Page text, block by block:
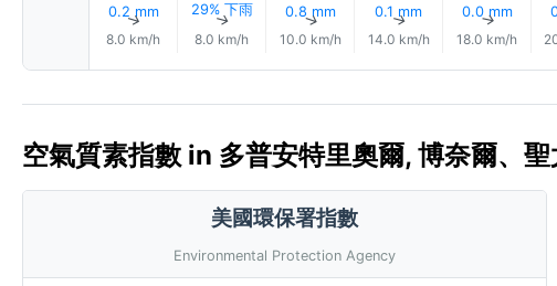
0.2 mm
↑
8.0 km/h
29% 下雨
↑
8.0 km/h
0.8 mm
↑
10.0 km/h
0.1 mm
↑
14.0 km/h
0.0 mm
↑
18.0 km/h
空氣質素指數 in 多普安特里奧爾, 博奈爾、
美國環保署指數
Environmental Protection Agency